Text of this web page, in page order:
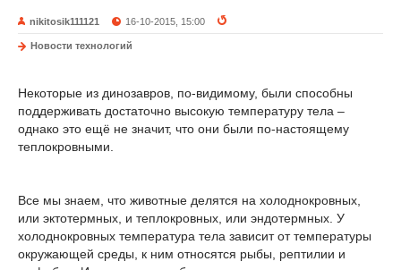
nikitosik111121 16-10-2015, 15:00
Новости технологий
Некоторые из динозавров, по-видимому, были способны
поддерживать достаточно высокую температуру тела –
однако это ещё не значит, что они были по-настоящему
теплокровными.
Все мы знаем, что животные делятся на холоднокровных,
или эктотермных, и теплокровных, или эндотермных. У
холоднокровных температура тела зависит от температуры
окружающей среды, к ним относятся рыбы, рептилии и